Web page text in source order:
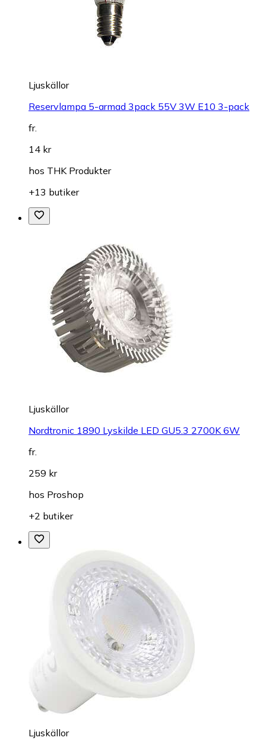
Ljuskällor
Reservlampa 5-armad 3pack 55V 3W E10 3-pack
fr.
14 kr
hos THK Produkter
+13 butiker
Ljuskällor
Nordtronic 1890 Lyskilde LED GU5.3 2700K 6W
fr.
259 kr
hos Proshop
+2 butiker
Ljuskällor